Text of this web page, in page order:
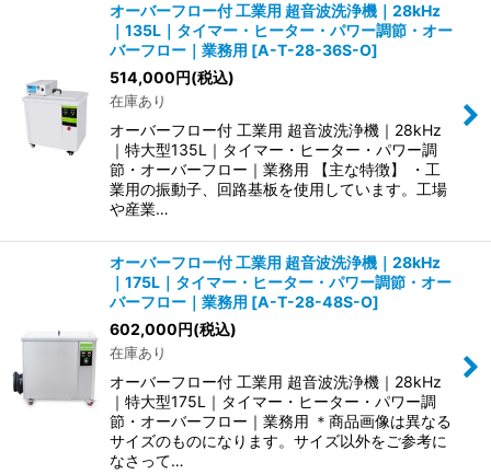
オーバーフロー付 工業用 超音波洗浄機｜28kHz
｜135L｜タイマー・ヒーター・パワー調節・オー
バーフロー｜業務用 [A-T-28-36S-O]
514,000円(税込)
在庫あり
オーバーフロー付 工業用 超音波洗浄機｜28kHz
｜特大型135L｜タイマー・ヒーター・パワー調
節・オーバーフロー｜業務用 【主な特徴】 ・工
業用の振動子、回路基板を使用しています。工場
や産業…
オーバーフロー付 工業用 超音波洗浄機｜28kHz
｜175L｜タイマー・ヒーター・パワー調節・オー
バーフロー｜業務用 [A-T-28-48S-O]
602,000円(税込)
在庫あり
オーバーフロー付 工業用 超音波洗浄機｜28kHz
｜特大型175L｜タイマー・ヒーター・パワー調
節・オーバーフロー｜業務用 ＊商品画像は異なる
サイズのものになります。サイズ以外をご参考に
なさって…